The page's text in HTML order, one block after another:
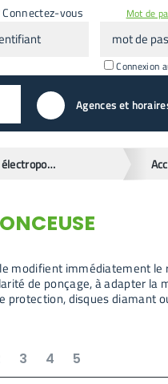
Connectez-vous
passeConnexion
Mot de
valider Agences et
Outillage électroportatif
modifient immédiatement
de ponçage, à adapter
disques diamant
3 4 5